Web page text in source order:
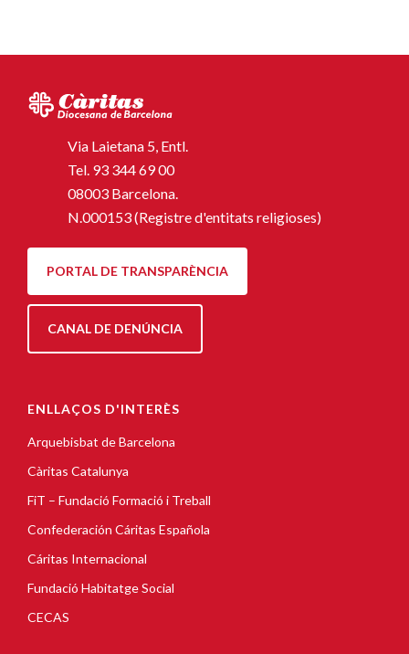
Via Laietana 5, Entl.
Tel. 93 344 69 00
08003 Barcelona.
N.000153 (Registre d'entitats religioses)
PORTAL DE TRANSPARÈNCIA
CANAL DE DENÚNCIA
ENLLAÇOS D'INTERÈS
Arquebisbat de Barcelona
Càritas Catalunya
FiT – Fundació Formació i Treball
Confederación Cáritas Española
Cáritas Internacional
Fundació Habitatge Social
CECAS